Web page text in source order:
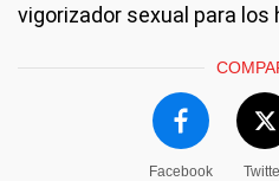
vigorizador sexual para los
Facebook